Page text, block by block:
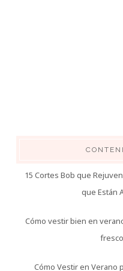
15 Cortes Bob que
que Están
Cómo vestir bien en
Cómo Vestir en Verano